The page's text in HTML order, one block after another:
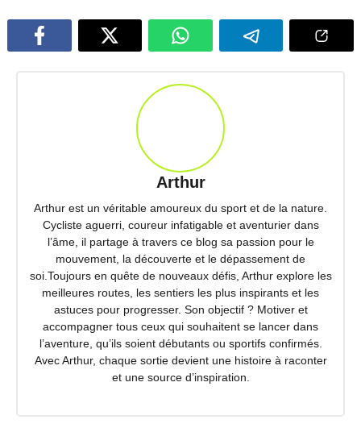
Arthur
Arthur est un véritable amoureux du sport et de la nature.
Cycliste aguerri, coureur infatigable et aventurier dans
l’âme, il partage à travers ce blog sa passion pour le
mouvement, la découverte et le dépassement de
soi.Toujours en quête de nouveaux défis, Arthur explore les
meilleures routes, les sentiers les plus inspirants et les
astuces pour progresser. Son objectif ? Motiver et
accompagner tous ceux qui souhaitent se lancer dans
l’aventure, qu’ils soient débutants ou sportifs confirmés.
Avec Arthur, chaque sortie devient une histoire à raconter
et une source d’inspiration.